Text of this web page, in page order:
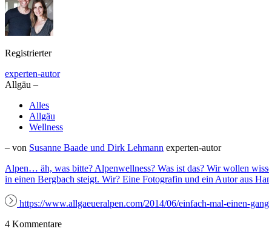
Registrierter
experten-autor
Allgäu –
Alles
Allgäu
Wellness
– von Susanne Baade und Dirk Lehmann experten-autor
Alpen… äh, was bitte? Alpenwellness? Was ist das? Wir wollen
in einen Bergbach steigt. Wir? Eine Fotografin und ein Autor aus
https://www.allgaeueralpen.com/2014/06/einfach-mal-einen-
4 Kommentare